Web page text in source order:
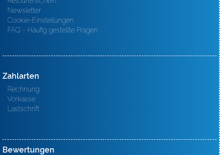
Newsletter
Cookie-Einstellungen
FAQ - Häufig gestellte Fragen
Zahlarten
Rechnung
Vorkasse
Lastschrift
Bewertungen